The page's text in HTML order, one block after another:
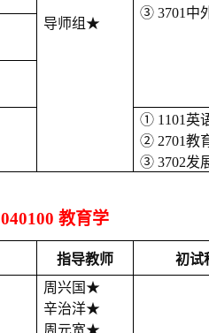
导师组 ★
③ 3701中
① 1101英
② 2701教
③ 3702发
040100 教育学
指导教师
初试
周兴国 ★
辛治洋★
周元宽★